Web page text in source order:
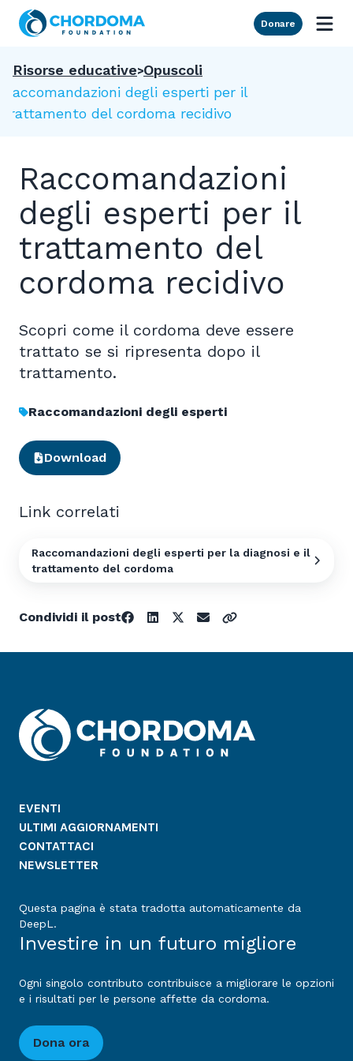
Skip to Main Content
Donare
Risorse educative Opuscoli
Raccomandazioni degli esperti per il
trattamento del cordoma recidivo
Raccomandazioni
degli esperti per il
trattamento del
cordoma recidivo
Scopri come il cordoma deve essere
trattato se si ripresenta dopo il
trattamento.
Raccomandazioni degli esperti
Download
Link correlati
Raccomandazioni degli esperti per la diagnosi e il
trattamento del cordoma
Condividi il post
EVENTI
ULTIMI AGGIORNAMENTI
CONTATTACI
NEWSLETTER
Questa pagina è stata tradotta automaticamente da
DeepL.
Investire in un futuro migliore
Ogni singolo contributo contribuisce a migliorare le opzioni
e i risultati per le persone affette da cordoma.
Dona ora